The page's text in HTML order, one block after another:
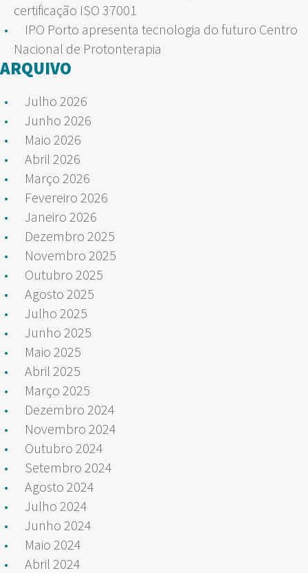
certificação ISO 37001
IPO Porto apresenta tecnologia do futuro Centro
Nacional de Protonterapia
ARQUIVO
Julho 2026
Junho 2026
Maio 2026
Abril 2026
Março 2026
Fevereiro 2026
Janeiro 2026
Dezembro 2025
Novembro 2025
Outubro 2025
Agosto 2025
Julho 2025
Junho 2025
Maio 2025
Abril 2025
Março 2025
Dezembro 2024
Novembro 2024
Outubro 2024
Setembro 2024
Agosto 2024
Julho 2024
Junho 2024
Maio 2024
Abril 2024